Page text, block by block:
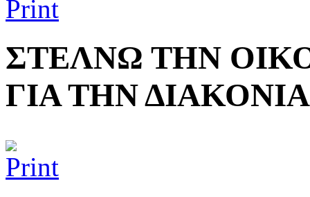
ΣΤΕΛΝΩ ΤΗΝ
ΓΙΑ ΤΗΝ